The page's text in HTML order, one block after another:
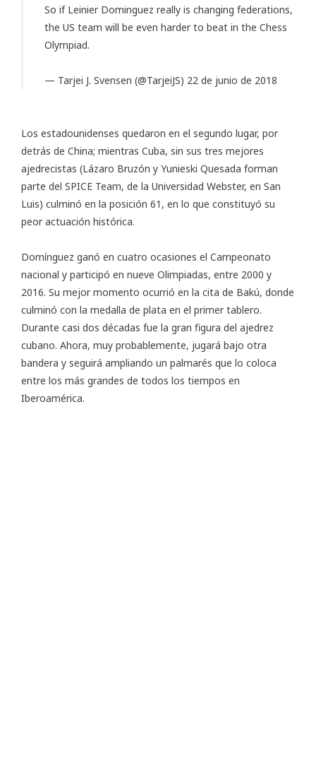
So if Leinier Dominguez really is changing federations,
the US team will be even harder to beat in the Chess
Olympiad.
— Tarjei J. Svensen (@TarjeiJS) 22 de junio de 2018
Los estadounidenses quedaron en el segundo lugar, por
detrás de China; mientras Cuba, sin sus tres mejores
ajedrecistas (Lázaro Bruzón y Yunieski Quesada forman
parte del SPICE Team, de la Universidad Webster, en San
Luis) culminó en la posición 61, en lo que constituyó su
peor actuación histórica.
Domínguez ganó en cuatro ocasiones el Campeonato
nacional y participó en nueve Olimpiadas, entre 2000 y
2016. Su mejor momento ocurrió en la cita de Bakú, donde
culminó con la medalla de plata en el primer tablero.
Durante casi dos décadas fue la gran figura del ajedrez
cubano. Ahora, muy probablemente, jugará bajo otra
bandera y seguirá ampliando un palmarés que lo coloca
entre los más grandes de todos los tiempos en
Iberoamérica.